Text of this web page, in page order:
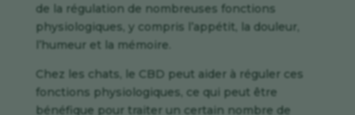
de la régulation de nombreuses fonctions
physiologiques, y compris l’appétit, la douleur,
l’humeur et la mémoire.
Chez les chats, le CBD peut aider à réguler ces
fonctions physiologiques, ce qui peut être
bénéfique pour traiter un certain nombre de